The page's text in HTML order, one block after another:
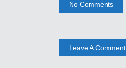
No Comments
Leave A Comment